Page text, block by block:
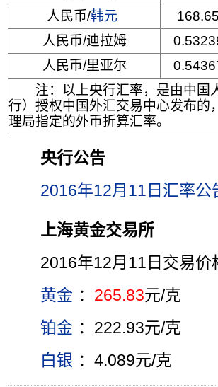
人民币/韩元 168.65
人民币/迪拉姆
人民币/里亚尔
注：以上央行汇率，是由中国
行）授权中国外汇交易中心发布的
理局指定的外币折算汇率。
央行公告
2016年12月11日汇率公
上海黄金交易所
2016年12月11日交易价
黄金 ： 265.83元/克
铂金 ：222.93元/克
白银 ：4.089元/克